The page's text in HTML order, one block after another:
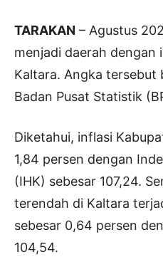
TARAKAN – Agustus
menjadi daerah
Kaltara. Angka tersebut
Badan Pusat Statistik
Diketahui, inflasi
1,84 persen dengan
(IHK) sebesar 107,24.
terendah di Kaltara
sebesar 0,64 persen
104,54.